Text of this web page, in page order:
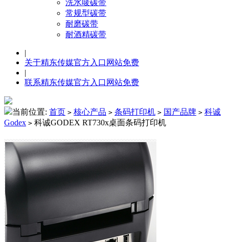
洗水唛碳带
常规型碳带
耐磨碳带
耐酒精碳带
|
关于精东传媒官方入口网站免费
|
联系精东传媒官方入口网站免费
当前位置: 首页 > 核心产品 > 条码打印机 > 国产品牌 > 科诚
Godex > 科诚GODEX RT730x桌面条码打印机